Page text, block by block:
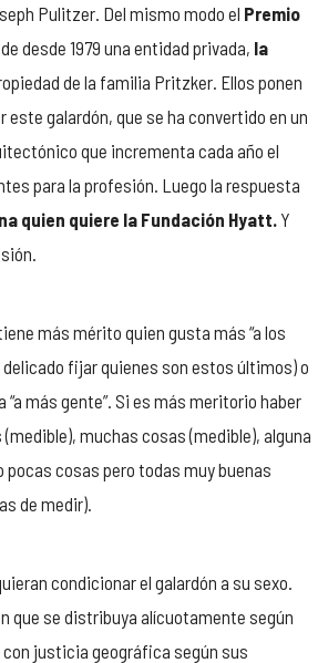
Pulitzer. Del mismo modo el Premio
desde 1979 una entidad privada, la
de la familia Pritzker. Ellos ponen
este galardón, que se ha convertido en un
que incrementa cada año el
para la profesión. Luego la respuesta
quien quiere la Fundación Hyatt. Y
más mérito quien gusta más “a los
delicado fijar quienes son estos últimos) o
más gente”. Si es más meritorio haber
muchas cosas (medible), alguna
pocas cosas pero todas muy buenas
de medir).
condicionar el galardón a su sexo.
que se distribuya alícuotamente según
justicia geográfica según sus